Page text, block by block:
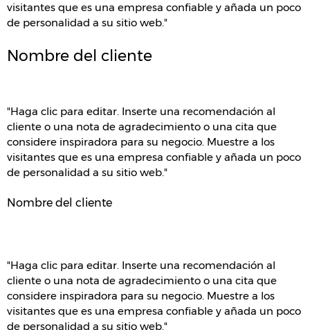
visitantes que es una empresa confiable y añada un poco
de personalidad a su sitio web."
Nombre del cliente
"Haga clic para editar. Inserte una recomendación al
cliente o una nota de agradecimiento o una cita que
considere inspiradora para su negocio. Muestre a los
visitantes que es una empresa confiable y añada un poco
de personalidad a su sitio web."
Nombre del cliente
"Haga clic para editar. Inserte una recomendación al
cliente o una nota de agradecimiento o una cita que
considere inspiradora para su negocio. Muestre a los
visitantes que es una empresa confiable y añada un poco
de personalidad a su sitio web."